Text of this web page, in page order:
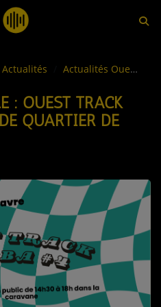
Actualités Actualités Ouest Track
: OUEST TRACK
QUARTIER DE